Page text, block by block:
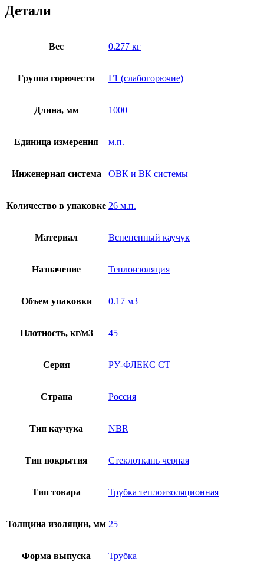
Детали
Вес 0.277 кг
Группа горючести Г1 (слабогорючие)
Длина, мм 1000
Единица измерения м.п.
Инженерная система ОВК и ВК системы
Количество в упаковке 26 м.п.
Материал Вспененный каучук
Назначение Теплоизоляция
Объем упаковки 0.17 м3
Плотность, кг/м3 45
Серия РУ-ФЛЕКС СТ
Страна Россия
Тип каучука NBR
Тип покрытия Стеклоткань черная
Тип товара Трубка теплоизоляционная
Толщина изоляции, мм 25
Форма выпуска Трубка